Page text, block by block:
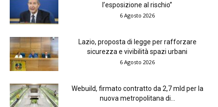
l’esposizione al rischio”
6 Agosto 2026
Lazio, proposta di legge per rafforzare
sicurezza e vivibilità spazi urbani
6 Agosto 2026
Webuild, firmato contratto da 2,7 mld per la
nuova metropolitana di...